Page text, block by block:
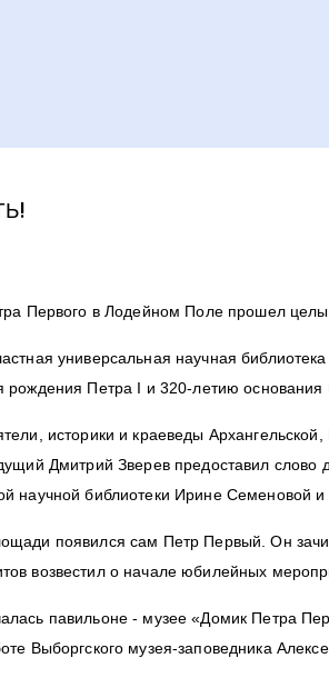
Первого в Лодейном Поле прошел
универсальная научная
Петра I и 320-летию основания
историки и краеведы
Дмитрий Зверев предоставил
научной библиотеки Ирине Семеновой
появился сам Петр Первый. Он
возвестил о начале юбилейных
павильоне - музее «Домик Петра
Выборгского музея-заповедника